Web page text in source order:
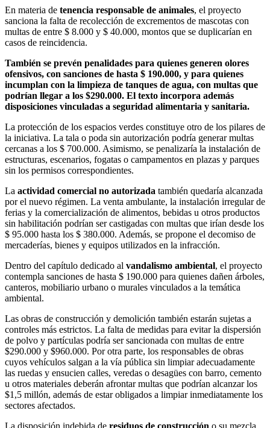
En materia de tenencia responsable de animales, el proyecto
sanciona la falta de recolección de excrementos de mascotas con
multas de entre $ 8.000 y $ 40.000, montos que se duplicarían en
casos de reincidencia.
También se prevén penalidades para quienes generen olores
ofensivos, con sanciones de hasta $ 190.000, y para quienes
incumplan con la limpieza de tanques de agua, con multas que
podrían llegar a los $290.000. El texto incorpora además
disposiciones vinculadas a seguridad alimentaria y sanitaria.
La protección de los espacios verdes constituye otro de los pilares de
la iniciativa. La tala o poda sin autorización podría generar multas
cercanas a los $ 700.000. Asimismo, se penalizaría la instalación de
estructuras, escenarios, fogatas o campamentos en plazas y parques
sin los permisos correspondientes.
La actividad comercial no autorizada también quedaría alcanzada
por el nuevo régimen. La venta ambulante, la instalación irregular de
ferias y la comercialización de alimentos, bebidas u otros productos
sin habilitación podrían ser castigadas con multas que irían desde los
$ 95.000 hasta los $ 380.000. Además, se propone el decomiso de
mercaderías, bienes y equipos utilizados en la infracción.
Dentro del capítulo dedicado al vandalismo ambiental, el proyecto
contempla sanciones de hasta $ 190.000 para quienes dañen árboles,
canteros, mobiliario urbano o murales vinculados a la temática
ambiental.
Las obras de construcción y demolición también estarán sujetas a
controles más estrictos. La falta de medidas para evitar la dispersión
de polvo y partículas podría ser sancionada con multas de entre
$290.000 y $960.000. Por otra parte, los responsables de obras
cuyos vehículos salgan a la vía pública sin limpiar adecuadamente
las ruedas y ensucien calles, veredas o desagües con barro, cemento
u otros materiales deberán afrontar multas que podrían alcanzar los
$1,5 millón, además de estar obligados a limpiar inmediatamente los
sectores afectados.
La disposición indebida de residuos de construcción o su mezcla